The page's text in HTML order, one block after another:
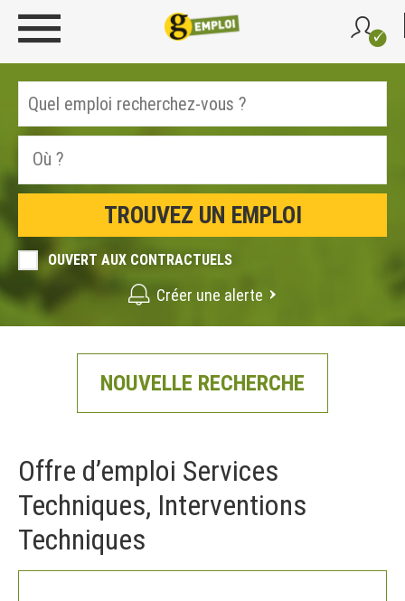
OUVERT AUX CONTRACTUELS
Créer une alerte
NOUVELLE RECHERCHE
Offre d’emploi Services
Techniques, Interventions
Techniques